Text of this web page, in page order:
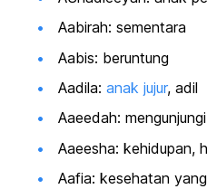
Aabirah: sementara
Aabis: beruntung
Aadila: anak jujur, adil
Aaeedah:
Aaeesha: kehidupan,
Aafia: kesehatan